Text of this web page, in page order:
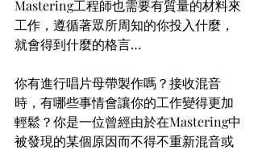
Mastering工程師也需要有質量的材料來
工作，遵循著眾所周知的你投入什麼，
就會得到什麼的格言…
你有進行唱片母帶製作嗎？接收混音
時，有哪些事情會讓你的工作變得更加
輕鬆？你是一位曾經由於在Mastering中
被發現的某個原因而不得不重新混音或